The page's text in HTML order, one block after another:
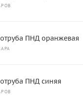
ПНД оранжевая
ПНД синяя